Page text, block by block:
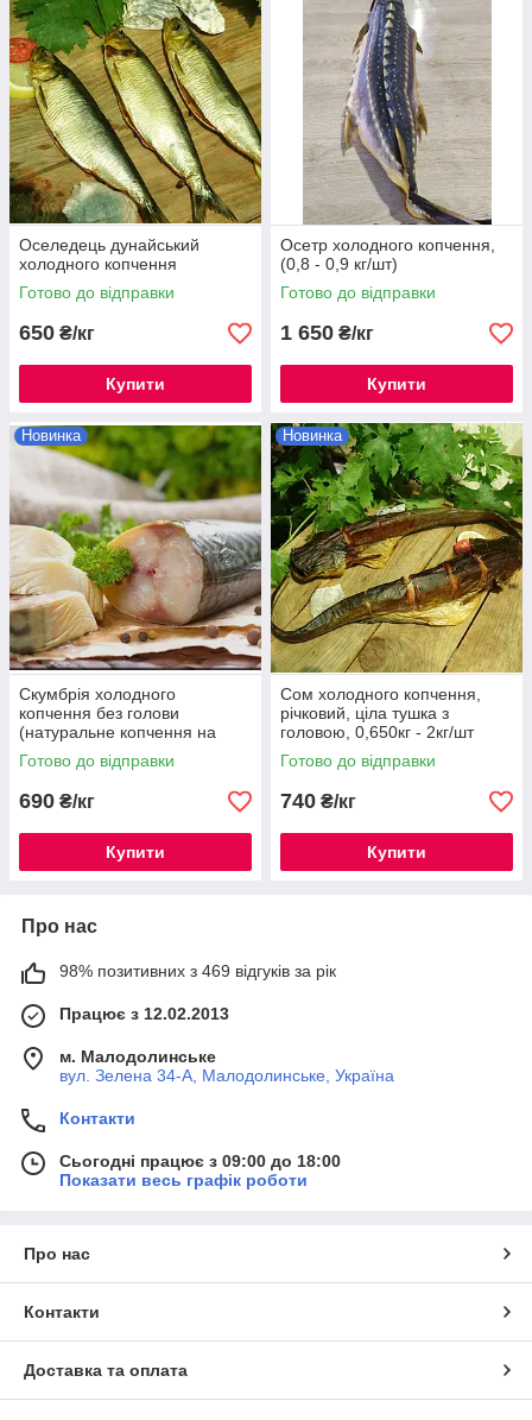
Оселедець дунайський
холодного копчення
Готово до відправки
650 ₴/кг
Купити
Осетр холодного копчення,
(0,8 - 0,9 кг/шт)
Готово до відправки
1 650 ₴/кг
Купити
Новинка
Скумбрія холодного
копчення без голови
(натуральне копчення на
щепі)
Готово до відправки
690 ₴/кг
Купити
Новинка
Сом холодного копчення,
річковий, ціла тушка з
головою, 0,650кг - 2кг/шт
наважка, ціна за 1 кг
Готово до відправки
740 ₴/кг
Купити
Про нас
98% позитивних з 469 відгуків за рік
Працює з 12.02.2013
м. Малодолинське
вул. Зелена 34-А, Малодолинське, Україна
Контакти
Сьогодні працює з 09:00 до 18:00
Показати весь графік роботи
Про нас
Контакти
Доставка та оплата